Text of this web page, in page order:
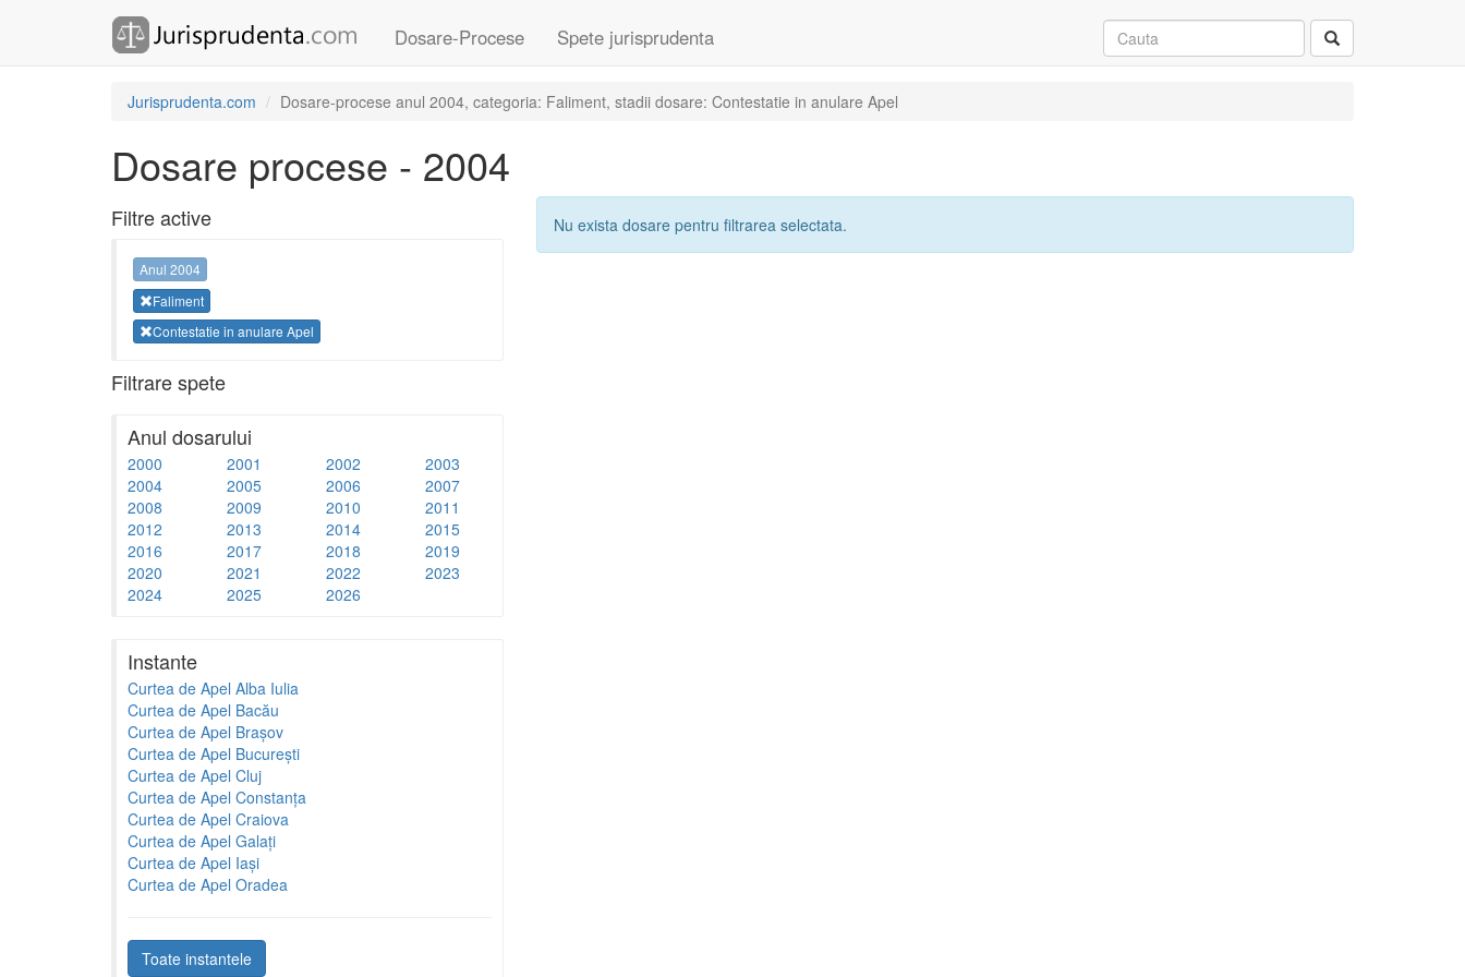
Dosare-Procese Spete jurisprudenta
Jurisprudenta.com Dosare-procese anul 2004, categoria: Faliment, stadii dosare: Contestatie in anulare Apel
Dosare procese - 2004
Filtre active
Anul 2004
Faliment
Contestatie in anulare Apel
Filtrare spete
Anul dosarului
2000 2001 2002
2003
2004
2005 2006
2007
2008
2009 2010
2011
2012
2013 2014
2015
2016
2017 2018
2019
2020
2021 2022
2023
2024
2025 2026
Instante
Curtea de Apel Alba Iulia
Curtea de Apel Bacău
Curtea de Apel Brașov
Curtea de Apel București
Curtea de Apel Cluj
Curtea de Apel Constanța
Curtea de Apel Craiova
Curtea de Apel Galați
Curtea de Apel Iași
Curtea de Apel Oradea
Toate instantele
Nu exista dosare pentru filtrarea selectata.